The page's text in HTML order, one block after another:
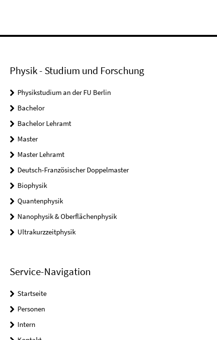
Physik - Studium und Forschung
Physikstudium an der FU Berlin
Bachelor
Bachelor Lehramt
Master
Master Lehramt
Deutsch-Französischer Doppelmaster
Biophysik
Quantenphysik
Nanophysik & Oberflächenphysik
Ultrakurzzeitphysik
Service-Navigation
Startseite
Personen
Intern